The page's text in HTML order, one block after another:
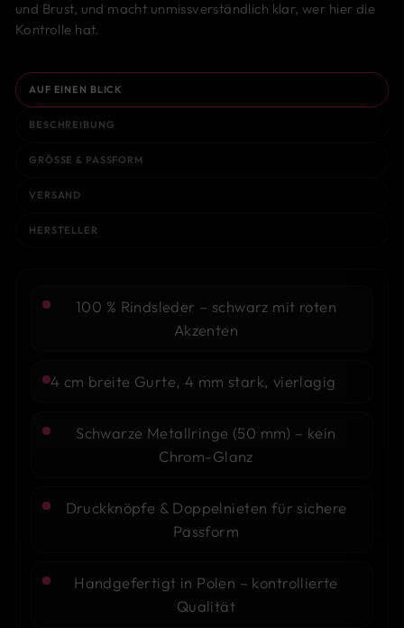
und Brust, und macht unmissverständlich klar, wer hier die
Kontrolle hat.
AUF EINEN BLICK
BESCHREIBUNG
GRÖSSE & PASSFORM
VERSAND
HERSTELLER
100 % Rindsleder – schwarz mit roten
Akzenten
4 cm breite Gurte, 4 mm stark, vierlagig
Schwarze Metallringe (50 mm) – kein
Chrom-Glanz
Druckknöpfe & Doppelnieten für sichere
Passform
Handgefertigt in Polen – kontrollierte
Qualität